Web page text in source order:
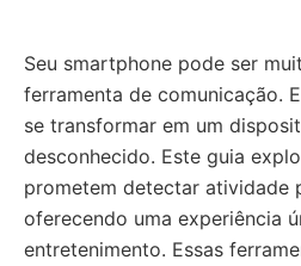
Seu smartphone pode ser
ferramenta de comunicação.
se transformar em um
desconhecido. Este guia
prometem detectar atividade
oferecendo uma experiência
entretenimento. Essas